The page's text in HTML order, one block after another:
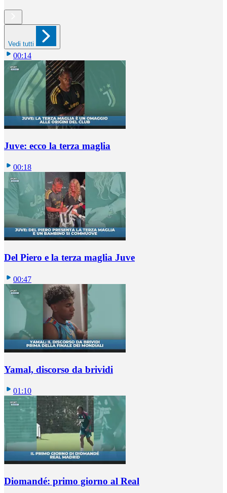
Vedi tutti
00:14
Juve: ecco la terza maglia
00:18
Del Piero e la terza maglia Juve
00:47
Yamal, discorso da brividi
01:10
Diomandé: primo giorno al Real